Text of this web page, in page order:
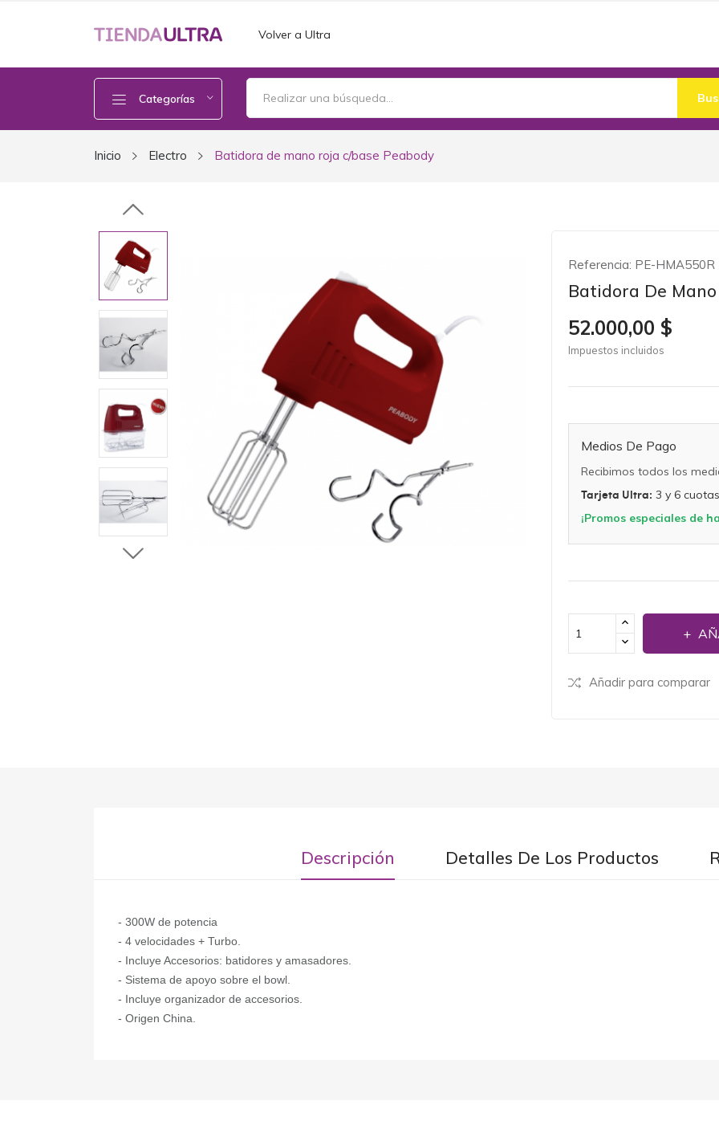
Volver a Ultra
Categorías
Inicio Electro Batidora de mano roja c/base Peabody
Referencia: PE-HMA550R
Batidora De
52.000,00 $
Impuestos incluidos
Medios De Pago
Recibimos todos los
Tarjeta Ultra: 3 y 6
¡Promos especiales de
Añadir para comparar
Descripción Detalles De Los Productos
- 300W de potencia
- 4 velocidades + Turbo.
- Incluye Accesorios: batidores y amasadores.
- Sistema de apoyo sobre el bowl.
- Incluye organizador de accesorios.
- Origen China.